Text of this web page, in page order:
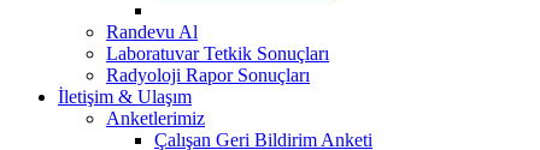
Randevu Al
Laboratuvar Tetkik Sonuçları
Radyoloji Rapor Sonuçları
İletişim & Ulaşım
Anketlerimiz
Çalışan Geri Bildirim Anketi